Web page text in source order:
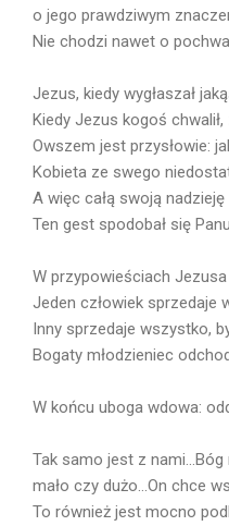
o jego prawdziwym
Nie chodzi nawet o
Jezus, kiedy wygłaszał
Kiedy Jezus kogoś
Owszem jest przysłowie:
Kobieta ze swego
A więc całą swoją nadzieję
Ten gest spodobał się
W przypowieściach
Jeden człowiek sprzedaje
Inny sprzedaje wszystko,
Bogaty młodzieniec
W końcu uboga wdowa:
Tak samo jest z nami...Bóg
mało czy dużo...On chce
To również jest mocno